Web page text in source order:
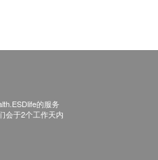
的服务
会于2个工作天内